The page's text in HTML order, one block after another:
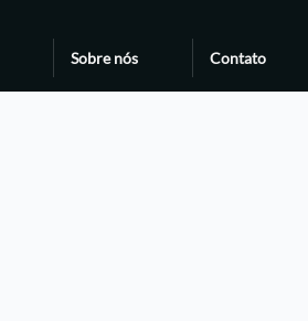
Sobre nós Contato